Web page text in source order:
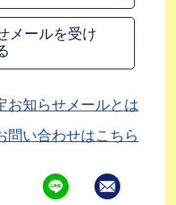
メールを受け
お知らせメールとは
問い合わせはこちら